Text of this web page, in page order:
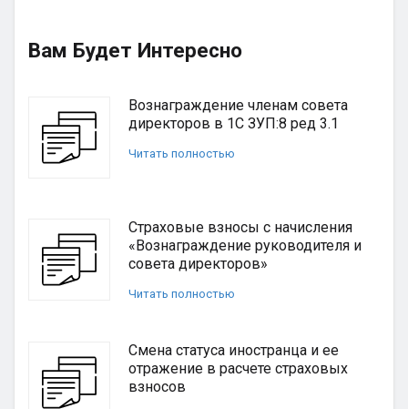
Вам Будет Интересно
Вознаграждение членам совета
директоров в 1С ЗУП:8 ред 3.1
Читать полностью
Страховые взносы с начисления
«Вознаграждение руководителя и
совета директоров»
Читать полностью
Смена статуса иностранца и ее
отражение в расчете страховых
взносов